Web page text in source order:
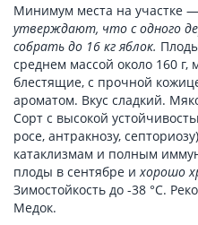
Минимум места на участке
утверждают, что с одного
собрать до 16 кг яблок.
среднем массой около 160 г,
блестящие, с прочной
ароматом. Вкус сладкий.
Сорт с высокой
росе, антракнозу,
катаклизмам и полным
плоды в сентябре и хорошо
Зимостойкость до -38 °С.
Медок.